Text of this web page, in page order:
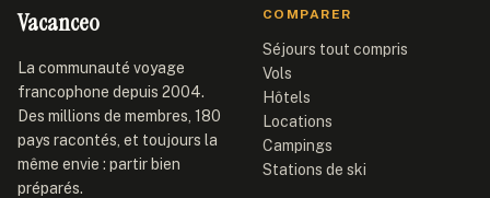
Vacanceo
La communauté voyage
francophone depuis 2004.
Des millions de membres, 180
pays racontés, et toujours la
même envie : partir bien
préparés.
COMPARER
Séjours tout compris
Vols
Hôtels
Locations
Campings
Stations de ski